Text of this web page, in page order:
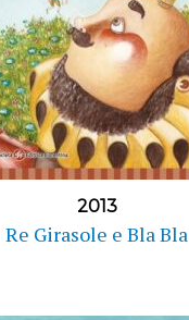
2013
Re Girasole e Bla Bla